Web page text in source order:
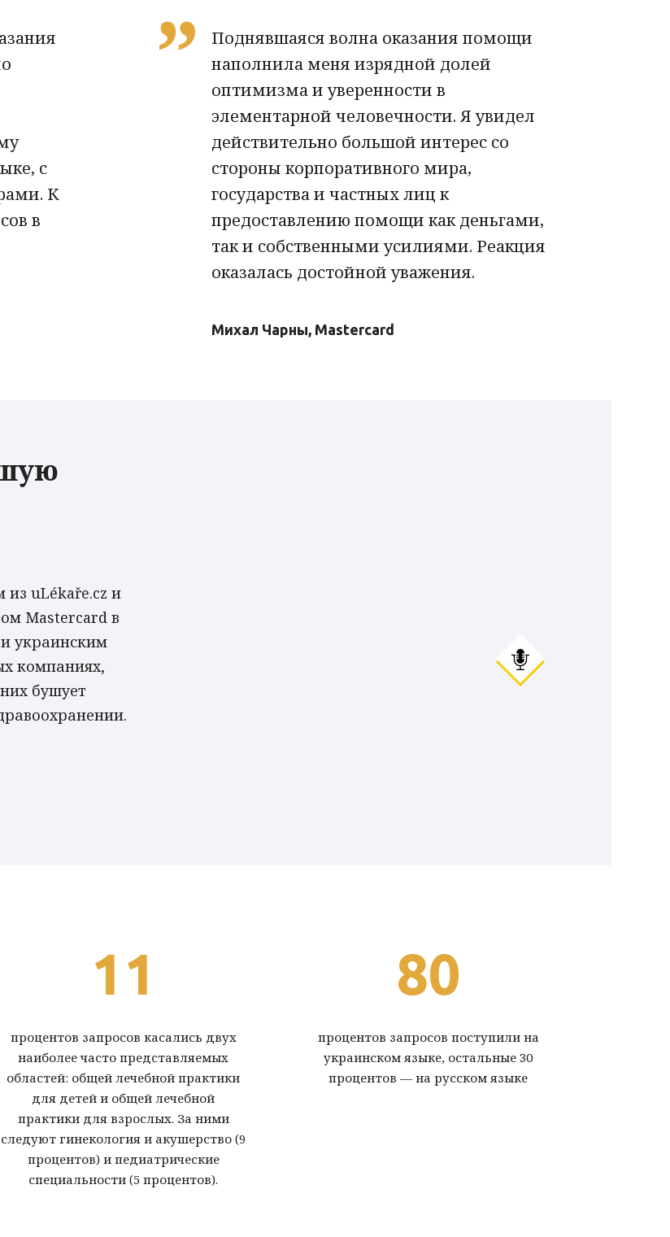
с
К
в
Поднявшаяся волна оказания помощи
наполнила меня изрядной долей
оптимизма и уверенности в
элементарной человечности. Я увидел
действительно большой интерес со
стороны корпоративного мира,
государства и частных лиц к
предоставлению помощи как деньгами,
так и собственными усилиями. Реакция
оказалась достойной уважения.
Михал Чарны, Mastercard
uLékaře.cz и
Mastercard в
украинским
компаниях,
бушует
11
процентов запросов касались двух
наиболее часто представляемых
областей: общей лечебной практики
для детей и общей лечебной
практики для взрослых. За ними
следуют гинекология и акушерство (9
процентов) и педиатрические
специальности (5 процентов).
80
процентов запросов поступили на
украинском языке, остальные 30
процентов — на русском языке